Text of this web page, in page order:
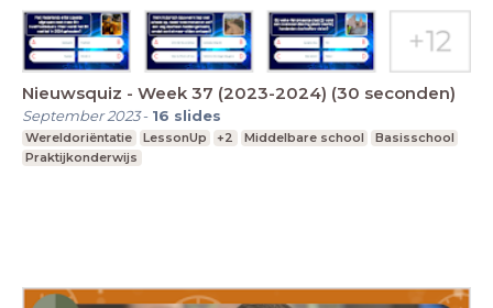
Nieuwsquiz - Week 37 (2023-2024) (30 seconden)
September 2023- 16 slides
Wereldoriëntatie LessonUp +2 Middelbare school
Basisschool
Praktijkonderwijs